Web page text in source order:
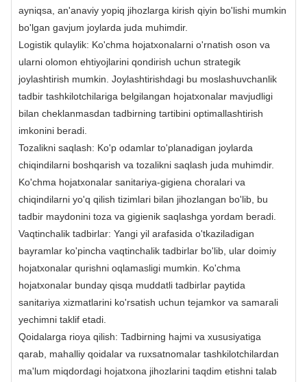
ayniqsa, an'anaviy yopiq jihozlarga kirish qiyin bo'lishi mumkin
bo'lgan gavjum joylarda juda muhimdir.
Logistik qulaylik: Ko'chma hojatxonalarni o'rnatish oson va
ularni olomon ehtiyojlarini qondirish uchun strategik
joylashtirish mumkin. Joylashtirishdagi bu moslashuvchanlik
tadbir tashkilotchilariga belgilangan hojatxonalar mavjudligi
bilan cheklanmasdan tadbirning tartibini optimallashtirish
imkonini beradi.
Tozalikni saqlash: Ko'p odamlar to'planadigan joylarda
chiqindilarni boshqarish va tozalikni saqlash juda muhimdir.
Ko'chma hojatxonalar sanitariya-gigiena choralari va
chiqindilarni yo'q qilish tizimlari bilan jihozlangan bo'lib, bu
tadbir maydonini toza va gigienik saqlashga yordam beradi.
Vaqtinchalik tadbirlar: Yangi yil arafasida o'tkaziladigan
bayramlar ko'pincha vaqtinchalik tadbirlar bo'lib, ular doimiy
hojatxonalar qurishni oqlamasligi mumkin. Ko'chma
hojatxonalar bunday qisqa muddatli tadbirlar paytida
sanitariya xizmatlarini ko'rsatish uchun tejamkor va samarali
yechimni taklif etadi.
Qoidalarga rioya qilish: Tadbirning hajmi va xususiyatiga
qarab, mahalliy qoidalar va ruxsatnomalar tashkilotchilardan
ma'lum miqdordagi hojatxona jihozlarini taqdim etishni talab